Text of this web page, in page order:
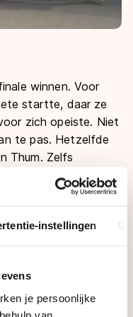
instellingen
je persoonlijke
winnen. Voor
startte, daar ze
zich opeiste. Niet
te pas. Hetzelfde
Thum. Zelfs
stuk niet voor.
te gaan en het
het eerst bij de
verwacht. Ik dacht
niet dat ik zou